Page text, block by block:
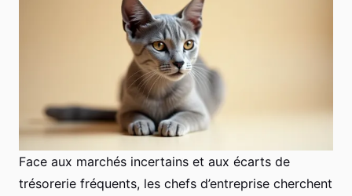
Face aux marchés incertains et aux écarts de
trésorerie fréquents, les chefs d’entreprise cherchent